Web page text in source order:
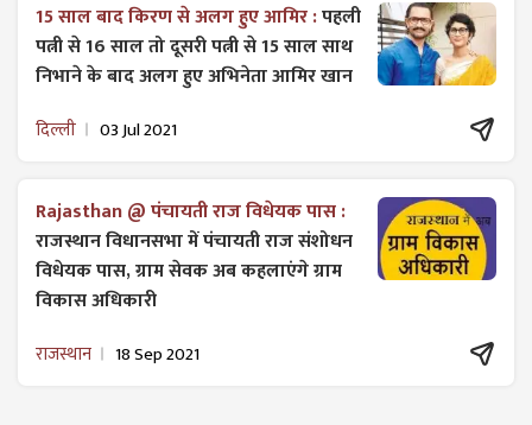
15 साल बाद किरण से अलग हुए आमिर :पहली
पत्नी से 16 साल तो दूसरी पत्नी से 15 साल साथ
निभाने के बाद अलग हुए अभिनेता आमिर खान
दिल्ली 03 Jul 2021
Rajasthan @ पंचायती राज विधेयक पास :
राजस्थान विधानसभा में पंचायती राज ​संशोधन
विधेयक पास, ग्राम सेवक अब कहलाएंगे ग्राम
विकास अधिकारी
राजस्थान 18 Sep 2021